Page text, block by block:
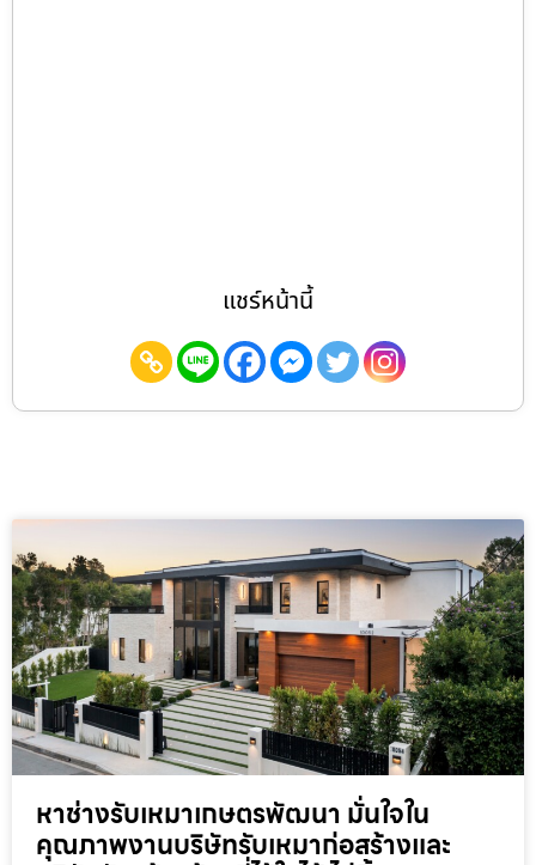
แชร์หน้านี้
หาช่างรับเหมาเกษตรพัฒนา มั่นใจใน
คุณภาพงานบริษัทรับเหมาก่อสร้างและ